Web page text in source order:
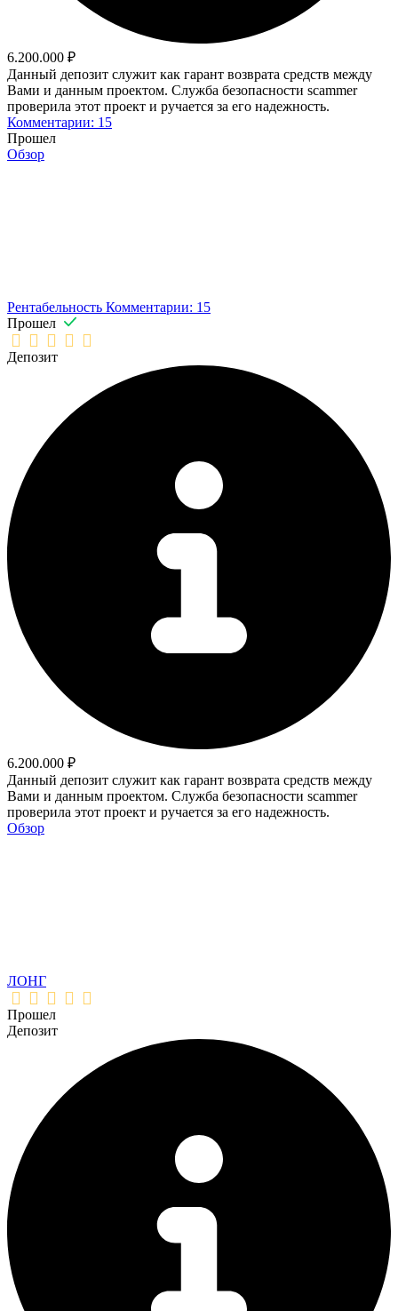
6.200.000 ₽
Данный депозит служит как гарант возврата средств между
Вами и данным проектом. Служба безопасности scammer
проверила этот проект и ручается за его надежность.
Комментарии: 15
Прошел
Обзор
Рентабельность Комментарии: 15
Прошел
Депозит
6.200.000 ₽
Данный депозит служит как гарант возврата средств между
Вами и данным проектом. Служба безопасности scammer
проверила этот проект и ручается за его надежность.
Обзор
ЛОНГ
Прошел
Депозит